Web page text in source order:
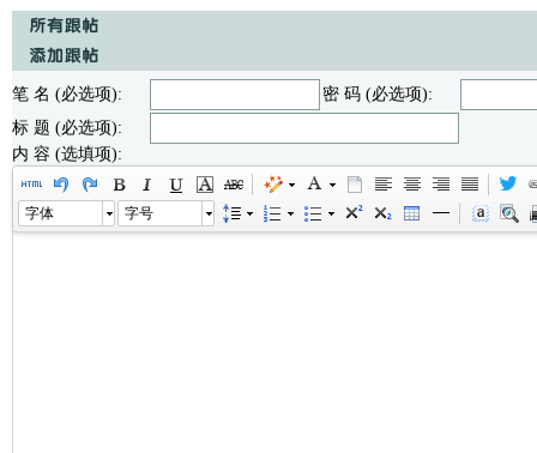
笔 名 (必选项):
密 码 (必选项):
标 题 (必选项):
内 容 (选填项):
字体 字号